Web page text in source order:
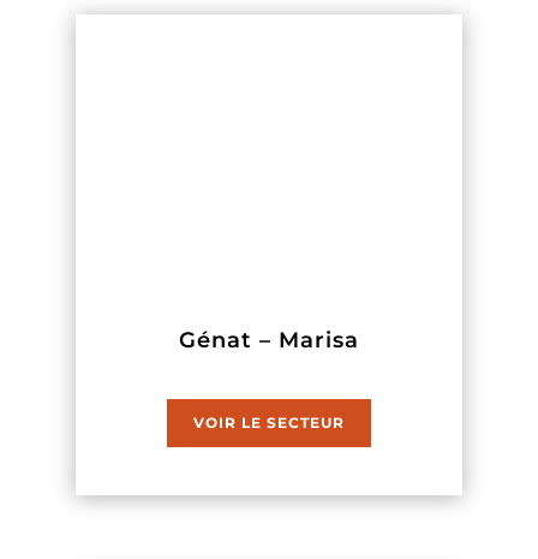
Génat – Marisa
VOIR LE SECTEUR